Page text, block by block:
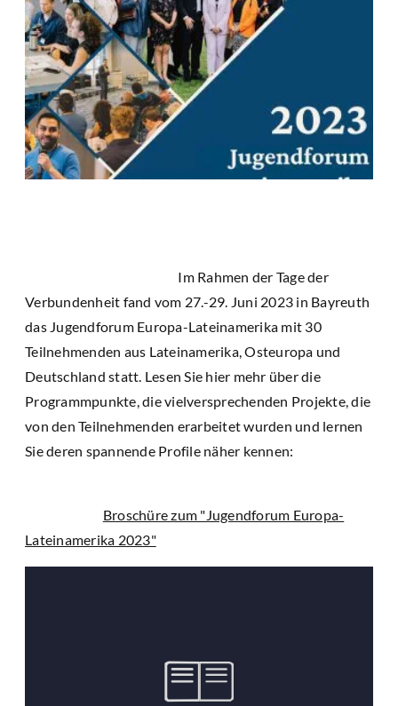
Im Rahmen der Tage der
Verbundenheit fand vom 27.-29. Juni 2023 in Bayreuth
das Jugendforum Europa-Lateinamerika mit 30
Teilnehmenden aus Lateinamerika, Osteuropa und
Deutschland statt. Lesen Sie hier mehr über die
Programmpunkte, die vielversprechenden Projekte, die
von den Teilnehmenden erarbeitet wurden und lernen
Sie deren spannende Profile näher kennen:
Broschüre zum "Jugendforum Europa-
Lateinamerika 2023"